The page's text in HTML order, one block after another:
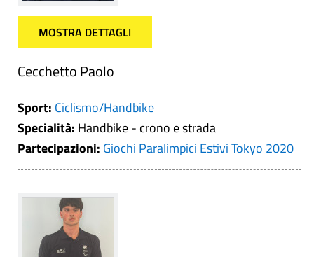
MOSTRA DETTAGLI
Cecchetto Paolo
Sport: Ciclismo/Handbike
Specialità: Handbike - crono e strada
Partecipazioni: Giochi Paralimpici Estivi Tokyo 2020